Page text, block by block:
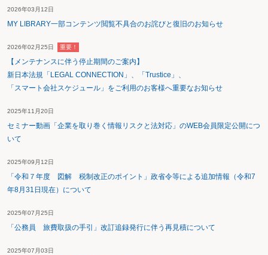
2026年03月12日
MY LIBRARY一部コンテンツ閲覧不具合のお詫びと復旧のお知らせ
2026年02月25日 重要！
【メンテナンスに伴う停止期間のご案内】
新日本法規「LEGAL CONNECTION」、「Trustice」、
「スマート会社スケジュール」をご利用のお客様へ重要なお知らせ
2025年11月20日
セミナー動画「企業を取り巻く情報リスクと法対応」のWEB会員限定公開につ
いて
2025年09月12日
「令和７年度 図解 税制改正のポイント」政省令等による追加情報（令和7
年8月31日現在）について
2025年07月25日
「公務員 旅費取扱の手引」改訂追録発行に伴う再見積について
2025年07月03日